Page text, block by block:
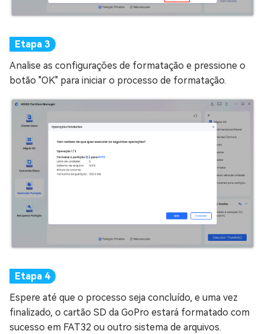
Analise as configurações de formatação e pressione o
botão "OK" para iniciar o processo de formatação.
Espere até que o processo seja concluído, e uma vez
finalizado, o cartão SD da GoPro estará formatado com
sucesso em FAT32 ou outro sistema de arquivos.